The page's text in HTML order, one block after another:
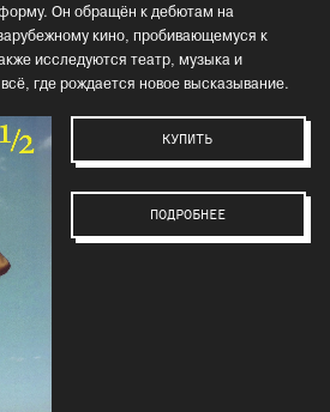
Он обращён к дебютам на
кино, пробивающемуся к
исследуются театр, музыка и
где рождается новое высказывание.
КУПИТЬ
ПОДРОБНЕЕ